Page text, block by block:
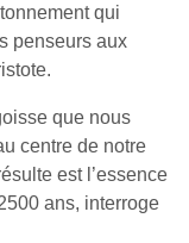
qui
penseurs aux
que nous
centre de notre
est l’essence
ans, interroge